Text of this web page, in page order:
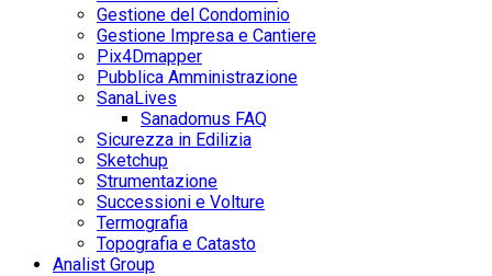
Gestione del Condominio
Gestione Impresa e Cantiere
Pix4Dmapper
Pubblica Amministrazione
SanaLives
Sanadomus FAQ
Sicurezza in Edilizia
Sketchup
Strumentazione
Successioni e Volture
Termografia
Topografia e Catasto
Analist Group